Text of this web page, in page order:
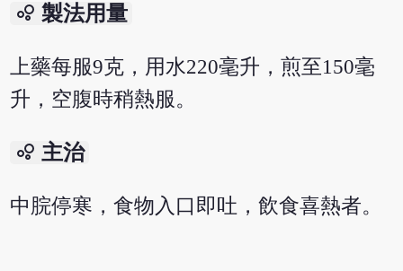
bubble_chart 製法用量
上藥每服9克，用水220毫升，煎至150毫
升，空腹時稍熱服。
bubble_chart 主治
中脘停寒，食物入口即吐，飲食喜熱者。